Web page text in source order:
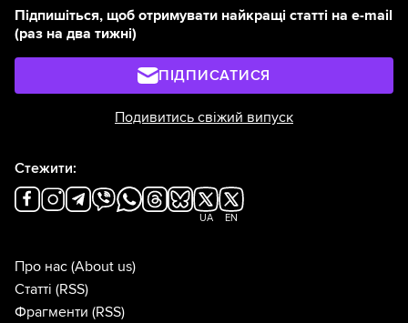
Підпишіться, щоб отримувати найкращі статті на e-mail
(раз на два тижні)
ПІДПИСАТИСЯ
Подивитись свіжий випуск
Стежити:
UA EN
Про нас (About us)
Статті (RSS)
Фрагменти (RSS)